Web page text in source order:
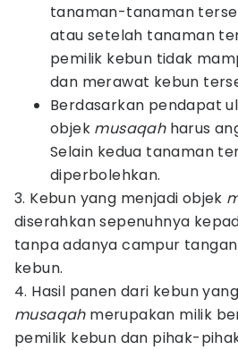
tanaman-tanaman
atau setelah tanaman
pemilik kebun tidak
dan merawat kebun
Berdasarkan pendapat
objek musaqahharus
Selain kedua tanaman
diperbolehkan.
3. Kebun yang menjadi objek
diserahkan sepenuhnya
tanpa adanya campur
kebun.
4. Hasil panen dari kebun
musaqahmerupakan milik
pemilik kebun dan pihak-